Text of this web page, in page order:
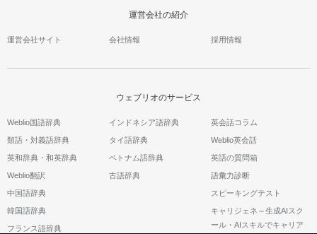
運営会社の紹介
運営会社サイト 会社情報 採用情報
ウェブリオのサービス
Weblio国語辞典
類語・対義語辞典
英和辞典・和英辞典
Weblio翻訳
中国語辞典
韓国語辞典
フランス語辞典
インドネシア語辞典
タイ語辞典
ベトナム語辞典
古語辞典
英会話コラム
Weblio英会話
英語の質問箱
語彙力診断
スピーキングテスト
キャリジェネ～生成AIスク
ール・AIスキルでキャリア